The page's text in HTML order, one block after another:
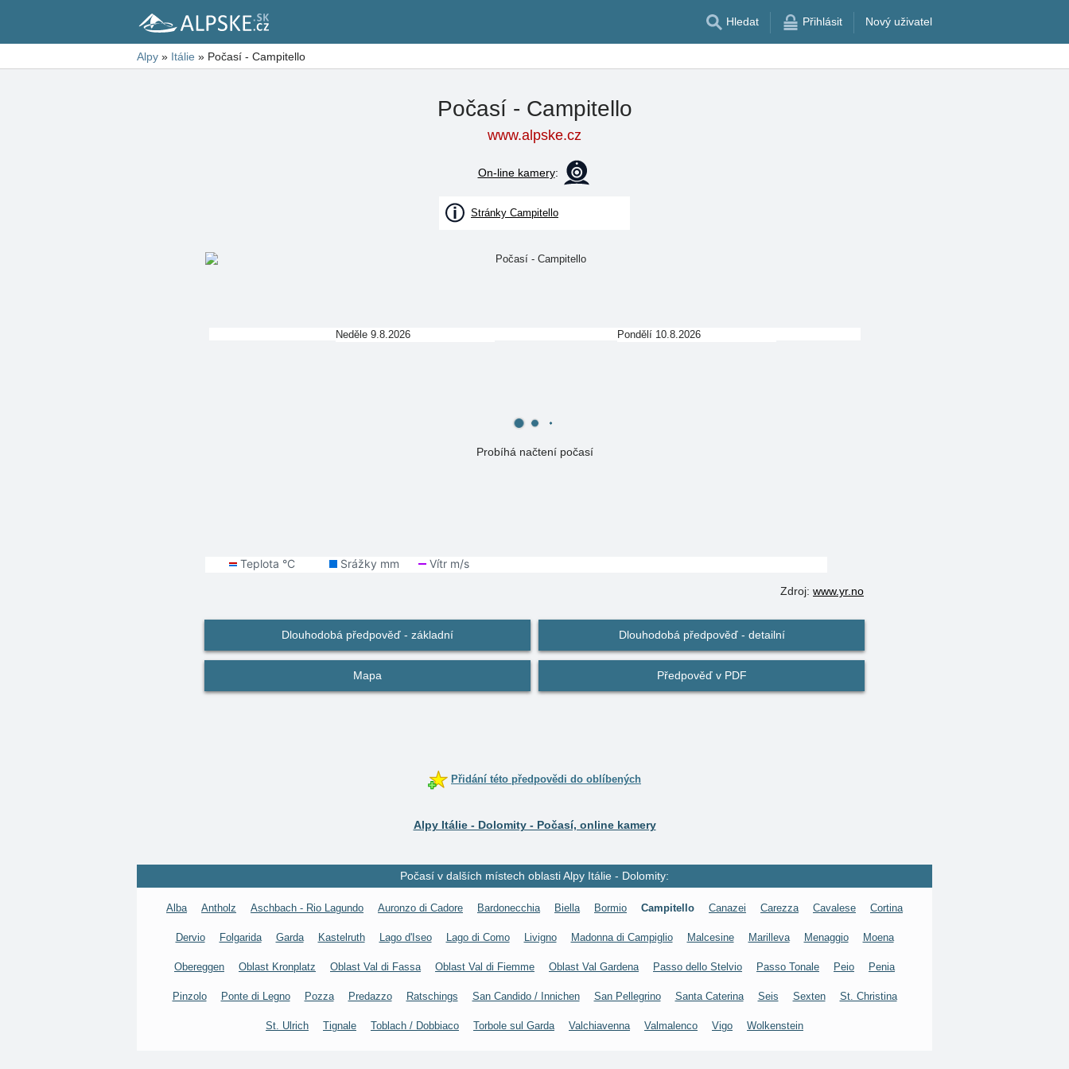
Hledat Přihlásit Nový uživatel
Alpy » Itálie » Počasí - Campitello
Počasí - Campitello
www.alpske.cz
On-line kamery:
Stránky Campitello
Probíhá načtení počasí
Neděle 9.8.2026 Pondělí 10.8.2026
Zdroj: www.yr.no
Dlouhodobá předpověď - základní Dlouhodobá předpověď - detailní
Mapa Předpověď v PDF
Přidání této předpovědi do oblíbených
Alpy Itálie - Dolomity - Počasí, online kamery
Počasí v dalších místech oblasti Alpy Itálie - Dolomity:
Alba Antholz Aschbach - Rio Lagundo Auronzo di Cadore Bardonecchia Biella Bormio Campitello Canazei Carezza Cavalese Cortina
Dervio Folgarida Garda Kastelruth Lago d'Iseo Lago di Como Livigno Madonna di Campiglio Malcesine Marilleva Menaggio Moena
Obereggen Oblast Kronplatz Oblast Val di Fassa Oblast Val di Fiemme Oblast Val Gardena Passo dello Stelvio Passo Tonale Peio Penia
Pinzolo Ponte di Legno Pozza Predazzo Ratschings San Candido / Innichen San Pellegrino Santa Caterina Seis Sexten St. Christina
St. Ulrich Tignale Toblach / Dobbiaco Torbole sul Garda Valchiavenna Valmalenco Vigo Wolkenstein